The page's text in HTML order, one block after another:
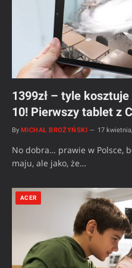
1399zł – tyle
10! Pierwszy tablet z
By MICHAŁ BROŻYŃSKI 17
No dobra… prawie w Polsce,
maju, ale jako, że…
ACER